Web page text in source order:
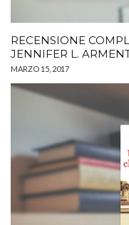
RECENSIONE
JENNIFER L.
MARZO 15, 2017